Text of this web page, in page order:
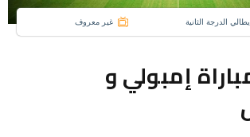
الدرجة الثانية غير معروف
إمبولي و